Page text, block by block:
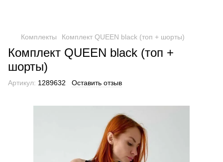
Комплекты Комплект QUEEN black (топ + шорты)
Комплект QUEEN black (топ +
шорты)
Артикул: 1289632 Оставить отзыв